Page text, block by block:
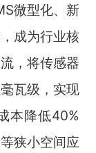
微型化、新
成为行业核
，将传感器
瓦级，实现
本降低40%
狭小空间应